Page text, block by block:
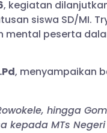
, kegiatan
siswa SD/MI.
peserta
, menyampaikan
hingga
MTs Negeri